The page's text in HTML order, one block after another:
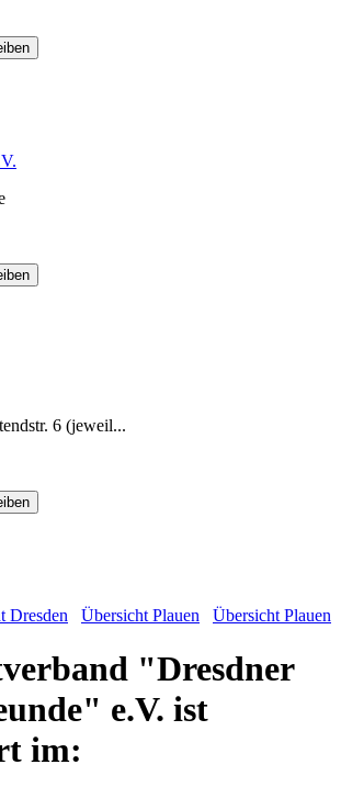
6 (jeweil...
Dresden Übersicht Plauen Übersicht Plauen
"Dresdner
e.V. ist
im: